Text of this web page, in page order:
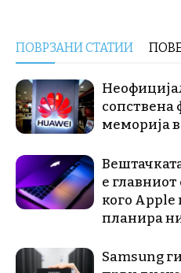
ПОВРЗАНИ СТАТИИ
сопствена
меморија
е
кого Apple
планира
Samsung